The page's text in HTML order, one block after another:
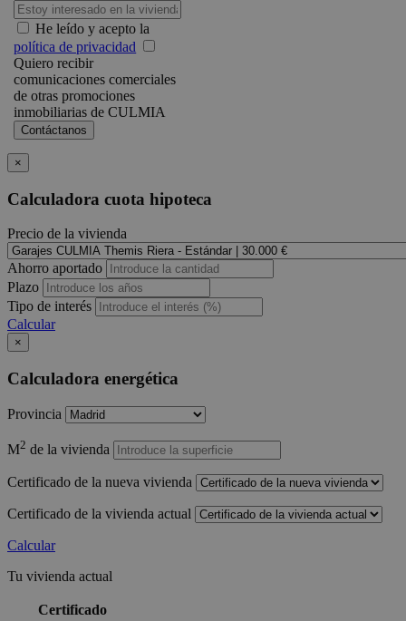
He leído y acepto la
política de privacidad
Quiero recibir
comunicaciones comerciales
de otras promociones
inmobiliarias de CULMIA
×
Calculadora cuota hipoteca
Precio de la vivienda
Ahorro aportado
Plazo
Tipo de interés
Calcular
×
Calculadora energética
Provincia
M2 de la vivienda
Certificado de la nueva vivienda
Certificado de la vivienda actual
Calcular
Tu vivienda actual
Certificado